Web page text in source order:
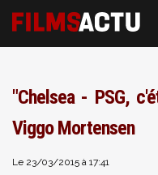
"Chelsea - PSG,
Viggo Mortensen
Le 23/03/2015 à 17:41